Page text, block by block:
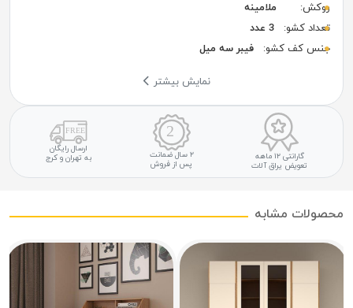
روکش:
ملامینه
تعداد کشو:
3 عدد
جنس کف کشو:
فیبر سه میل
نمایش بیشتر
گارانتی ۱۲ ماهه
تعویض یراق آلات
۲ سال ضمانت
پس از فروش
ارسال رایگان
به تهران و کرج
محصولات مشابه